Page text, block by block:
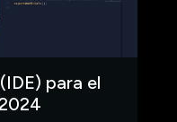
para el